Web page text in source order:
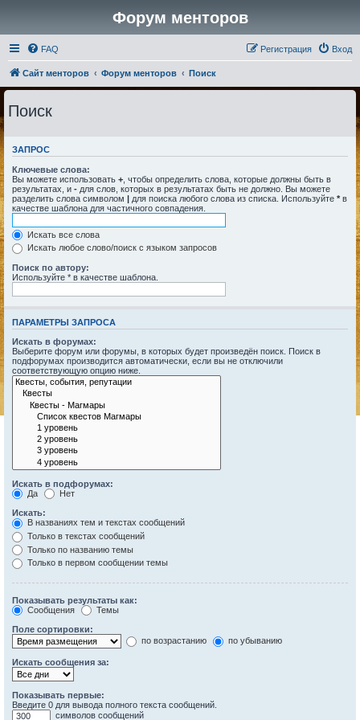
Форум менторов
FAQ Вход
Регистрация
Сайт менторов Форум менторов Поиск
Поиск
ЗАПРОС
Ключевые слова:
Вы можете использовать + , чтобы определить слова, которые должны быть в
результатах, и - для слов, которых в результатах быть не должно. Вы можете
разделить слова символом | для поиска любого слова из списка. Используйте * в
качестве шаблона для частичного совпадения.
Искать все слова
Искать любое слово/поиск с языком запросов
Поиск по автору:
Используйте * в качестве шаблона.
ПАРАМЕТРЫ ЗАПРОСА
Искать в форумах:
Выберите форум или форумы, в которых будет произведён поиск. Поиск в
подфорумах производится автоматически, если вы не отключили
соответствующую опцию ниже.
Искать в подфорумах:
Да
Нет
Искать:
В названиях тем и текстах сообщений
Только в текстах сообщений
Только по названию темы
Только в первом сообщении темы
Показывать результаты как:
Сообщения
Темы
Поле сортировки:
по возрастанию
по убыванию
Искать сообщения за:
Показывать первые:
Введите 0 для вывода полного текста сообщений.
символов сообщений